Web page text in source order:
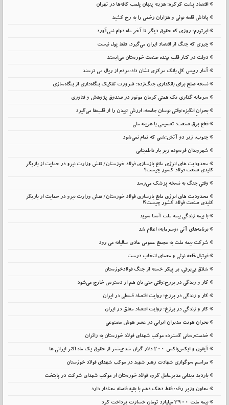
اقتصاد پشت کرکره؛ هزینه پنهان پلمب کافه‌ها در تهران
پاداش قلعه نوئی و هزاران زخمی را به رخ کشید
ابرتورم؛ روزی که حقوق دیگر تا آخر ماه دوام نمی‌آورد
چیزی که جنگ از اقتصاد ایران می‌گیرد، فقط پول نیست
دولت در کنار قلب تپنده صنعت خوزستان می‌ایستد
آمار رییس کل بانک مرکزی نشان داد:مردم از ریال می ترسند
نسخه صلح برای بانکداری جنگ‌زده؛ ضرورت تفکیک بنگاه‌داری از بنگاه‌سازی
سرمایه گذاری یک همتی کرمان موتور در صندوق پژوهش و فناوری
بحرانِ انگیزه؛وقتی نوسانِ جامعه، ارزشِ تپیدن را از قلب‌ها می‌گیرد
قطع برق صنعت؛ تصمیمی با هزینه ملی
جنوب، زیر دو آتش؛شبی که تمام نمی‌شود
شهروندان فرسوده زیر بار نااطمینانی
محدودیت های انرژی مانع بازسازی فولاد خوزستان/ نقش وزارت نیرو در حمایت از بازیگر
کلیدی صنعت فولاد کشور چیست؟
وقتی جنگ به نسخه پزشک می‌رسد
محدودیت های انرژی مانع بازسازی فولاد خوزستان/ نقش وزارت نیرو در حمایت از بازیگر
کلیدی صنعت فولاد کشور چیست؟!
با بیمه زندگی بیمه ملت آشنا شوید
برنامه‌های آتی «وسرمایه» اعلام شد
شرکت بیمه ملت به مجمع عمومی عادی سالیانه می رود
فوتبال،قلعه نوئی و معمای انتخاب درست
شلاق‌ بی‌برقی، بر پیکر خسته‌ از جنگ فولادخوزستان
کار و زندگی در برزخ؛وقتی حتی نان هم از دسترس خارج می‌شود
کار و زندگی در برزخ؛ روایت اقتصاد قسطی در ایران
کار و زندگی در برزخ: روایت اقتصاد معلق در ایران
بحران هویت مدیران ایرانی در عصر هوش مصنوعی
خدمت‌رسانی گسترده موکب شهدای فولاد خوزستان به زائران
آیفون و ایکس‌باکس ۲۰۰ دلار گران شد؛بیشتر از حقوق یک ماه اکثر ایرانی ها
مراسم سوگواری شهادت رهبر شهید در موکب شهدای فولاد خوزستان
بازدید میدانی مدیرعامل گروه فولاد خوزستان از موکب شهدای شرکت در پایتخت
معاون وزیر رفاه: فقط دهک دهم با بقیه فاصله معنادار دارد
بیمه ملت 3900 میلیارد تومان خسارت پرداخت کرد